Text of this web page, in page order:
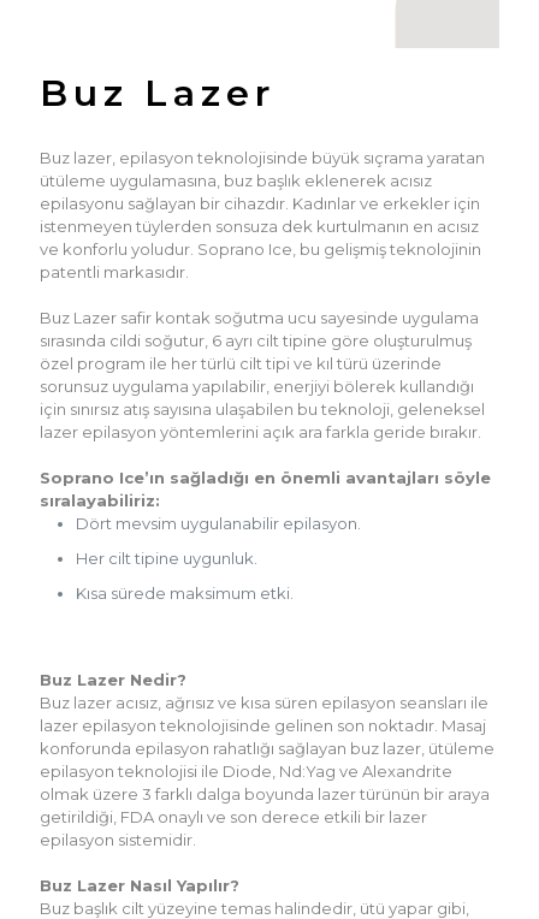
Buz Lazer
Buz lazer, epilasyon teknolojisinde büyük sıçrama yaratan
ütüleme uygulamasına, buz başlık eklenerek acısız
epilasyonu sağlayan bir cihazdır. Kadınlar ve erkekler için
istenmeyen tüylerden sonsuza dek kurtulmanın en acısız
ve konforlu yoludur. Soprano Ice, bu gelişmiş teknolojinin
patentli markasıdır.
Buz Lazer safir kontak soğutma ucu sayesinde uygulama
sırasında cildi soğutur, 6 ayrı cilt tipine göre oluşturulmuş
özel program ile her türlü cilt tipi ve kıl türü üzerinde
sorunsuz uygulama yapılabilir, enerjiyi bölerek kullandığı
için sınırsız atış sayısına ulaşabilen bu teknoloji, geleneksel
lazer epilasyon yöntemlerini açık ara farkla geride bırakır.
Soprano Ice’ın sağladığı en önemli avantajları söyle
sıralayabiliriz:
Dört mevsim uygulanabilir epilasyon.
Her cilt tipine uygunluk.
Kısa sürede maksimum etki.
Buz Lazer Nedir?
Buz lazer acısız, ağrısız ve kısa süren epilasyon seansları ile
lazer epilasyon teknolojisinde gelinen son noktadır. Masaj
konforunda epilasyon rahatlığı sağlayan buz lazer, ütüleme
epilasyon teknolojisi ile Diode, Nd:Yag ve Alexandrite
olmak üzere 3 farklı dalga boyunda lazer türünün bir araya
getirildiği, FDA onaylı ve son derece etkili bir lazer
epilasyon sistemidir.
Buz Lazer Nasıl Yapılır?
Buz başlık cilt yüzeyine temas halindedir, ütü yapar gibi,